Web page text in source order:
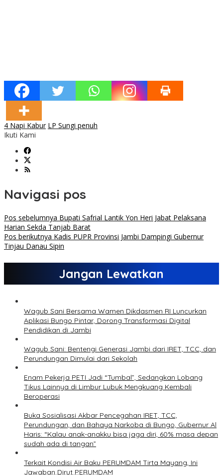
4 Napi Kabur LP Sungi penuh
Ikuti Kami
Navigasi pos
Pos sebelumnya Bupati Safrial Lantik Yon Heri Jabat Pelaksana
Harian Sekda Tanjab Barat
Pos berikutnya Kadis PUPR Provinsi Jambi Dampingi Gubernur
Tinjau Danau Sipin
Jangan Lewatkan
Wagub Sani Bersama Wamen Dikdasmen RI Luncurkan
Aplikasi Bungo Pintar, Dorong Transformasi Digital
Pendidikan di Jambi
Wagub Sani: Bentengi Generasi Jambi dari IRET, TCC, dan
Perundungan Dimulai dari Sekolah
Enam Pekerja PETI Jadi “Tumbal”, Sedangkan Lobang
Tikus Lainnya di Limbur Lubuk Mengkuang Kembali
Beroperasi
Buka Sosialisasi Akbar Pencegahan IRET, TCC,
Perundungan, dan Bahaya Narkoba di Bungo, Gubernur Al
Haris: “Kalau anak-anakku bisa jaga diri, 60% masa depan
sudah ada di tangan”
Terkait Kondisi Air Baku PERUMDAM Tirta Mayang, Ini
Jawaban Dirut PERUMDAM